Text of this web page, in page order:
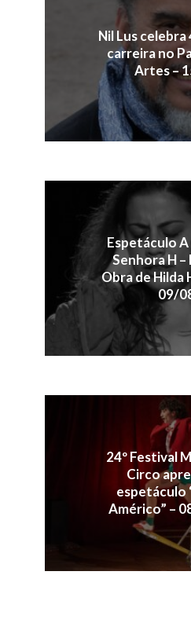
Nil Lus celebra
carreira no
Artes –
Espetáculo
Senhora H –
Obra de Hilda
09/
24º Festival
Circo
espetáculo
Américo” –